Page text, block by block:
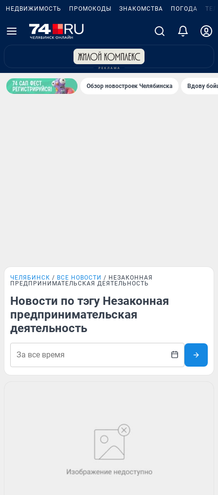
НЕДВИЖИМОСТЬ ПРОМОКОДЫ ЗНАКОМСТВА ПОГОДА
Обзор новостроек Челябинска Вдову
ЧЕЛЯБИНСК ВСЕ НОВОСТИ
НЕЗАКОННАЯ
ПРЕДПРИНИМАТЕЛЬСКАЯ ДЕЯТЕЛЬНОСТЬ
Новости по тэгу Незаконная
предпринимательская
деятельность